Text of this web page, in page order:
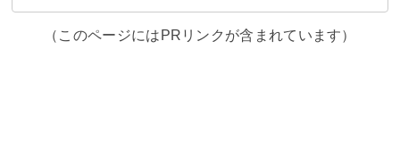
（このページにはPRリンクが含まれています）